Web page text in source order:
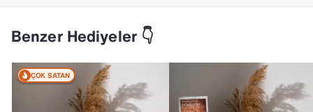
Benzer Hediyeler 👇
ÇOK SATAN